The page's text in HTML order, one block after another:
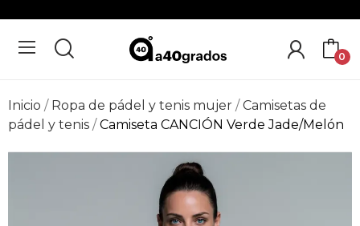
0
Inicio Ropa de pádel y tenis mujer
Camisetas de
pádel y tenis
Camiseta CANCIÓN Verde Jade/Melón